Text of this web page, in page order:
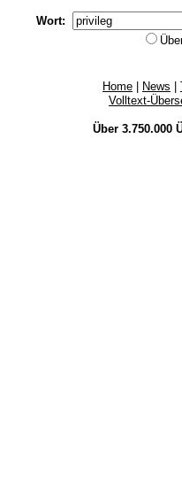
Wort:
Home News
Volltext-
Über 3.750.000